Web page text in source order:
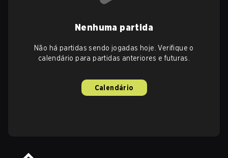
Nenhuma partida
Não há partidas sendo jogadas hoje. Verifique o
calendário para partidas anteriores e futuras.
Calendário